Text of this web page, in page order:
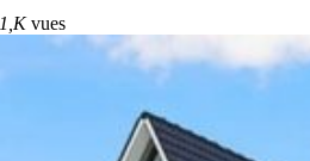
1,Kvues